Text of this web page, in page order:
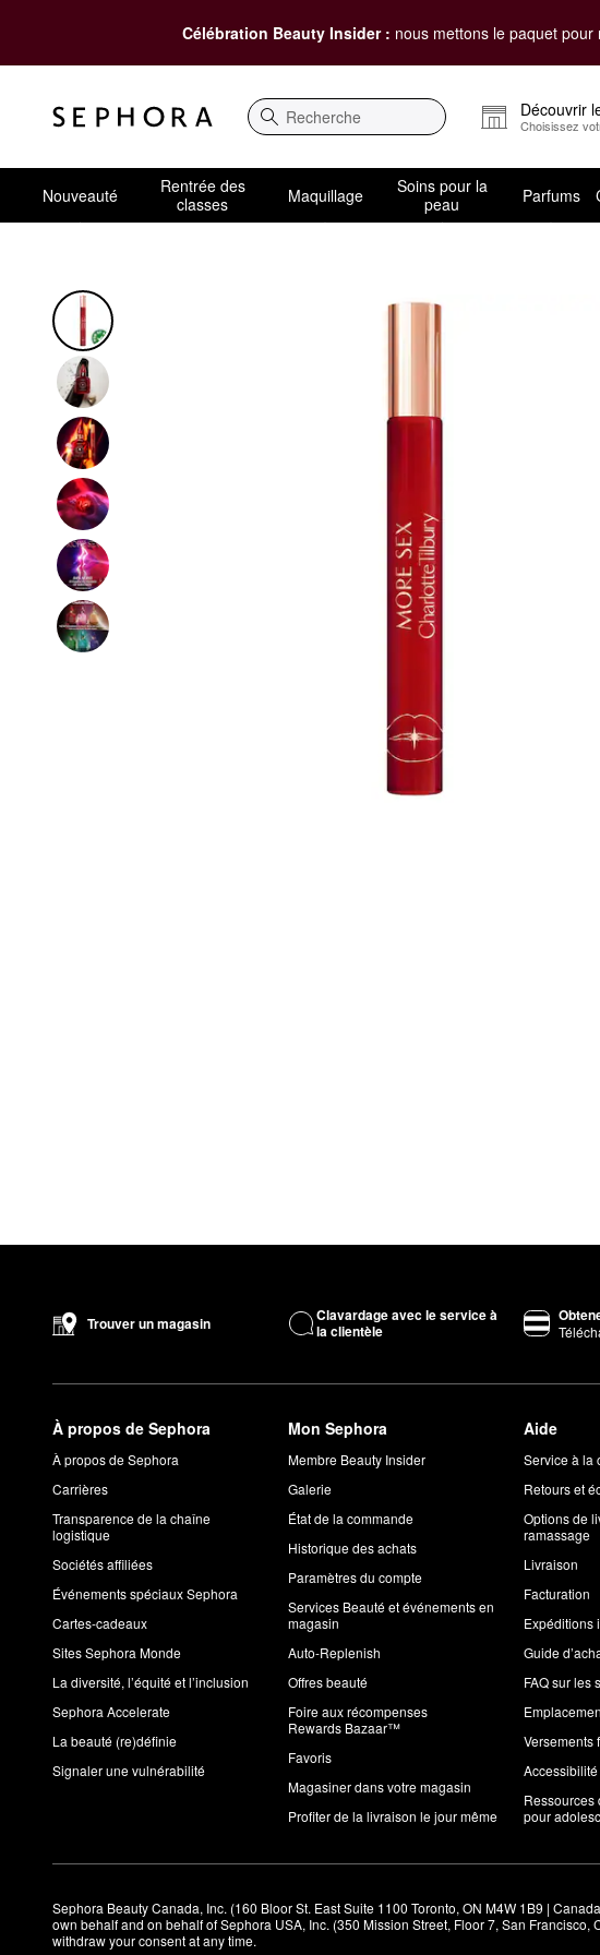
Célébration Beauty Insider : nous mettons le paquet
Recherche
Découvrir
Choisissez
Nouveauté
Rentrée des
classes
Maquillage
Soins pour la
peau
Parfums
Trouver un magasin
Clavardage avec le service à
la clientèle
À propos de Sephora
À propos de Sephora
Carrières
Transparence de la chaîne
logistique
Sociétés affiliées
Événements spéciaux Sephora
Cartes-cadeaux
Sites Sephora Monde
La diversité, l’équité et l’inclusion
Sephora Accelerate
La beauté (re)définie
Signaler une vulnérabilité
Mon Sephora
Membre Beauty Insider
Galerie
État de la commande
Historique des achats
Paramètres du compte
Services Beauté et événements en
magasin
Auto-Replenish
Offres beauté
Foire aux récompenses
Rewards Bazaar™
Favoris
Magasiner dans votre magasin
Profiter de la livraison le jour même
Aide
Service à la
Retours et
Options de
ramassage
Livraison
Facturation
Expéditions
Guide
FAQ sur les
Versements
Accessibilité
Ressources
pour
Sephora Beauty Canada, Inc. (160 Bloor St. East Suite 1100 Toronto, ON M4W 1B9 |
own behalf and on behalf of Sephora USA, Inc. (350 Mission Street, Floor 7, San Francisco,
withdraw your consent at any time.